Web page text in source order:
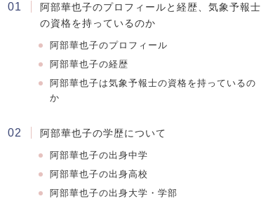
阿部華也子のプロフィールと経歴、気象予報士
の資格を持っているのか
阿部華也子のプロフィール
阿部華也子の経歴
阿部華也子は気象予報士の資格を持っているの
か
阿部華也子の学歴について
阿部華也子の出身中学
阿部華也子の出身高校
阿部華也子の出身大学・学部